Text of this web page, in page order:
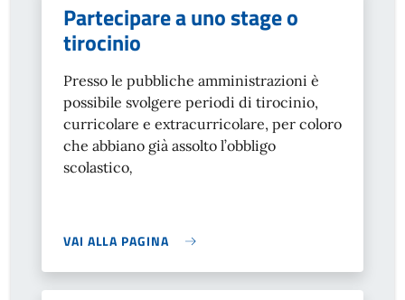
Partecipare a uno stage o
tirocinio
Presso le pubbliche amministrazioni è
possibile svolgere periodi di tirocinio,
curricolare e extracurricolare, per coloro
che abbiano già assolto l’obbligo
scolastico,
VAI ALLA PAGINA